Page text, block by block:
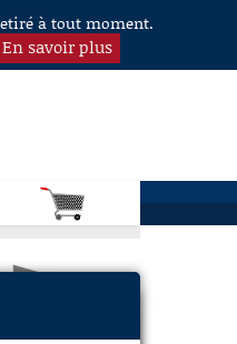
à tout moment.
En savoir plus